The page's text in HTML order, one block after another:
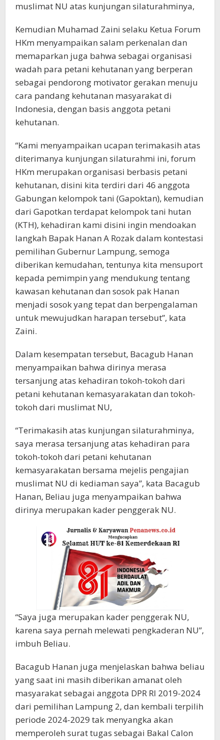
muslimat NU atas kunjungan silaturahminya,
Kemudian Muhamad Zaini selaku Ketua Forum
HKm menyampaikan salam perkenalan dan
memaparkan juga bahwa sebagai organisasi
wadah para petani kehutanan yang berperan
sebagai pendorong motivator gerakan menuju
cara pandang kehutanan masyarakat di
Indonesia, dengan basis anggota petani
kehutanan.
“Kami menyampaikan ucapan terimakasih atas
diterimanya kunjungan silaturahmi ini, forum
HKm merupakan organisasi berbasis petani
kehutanan, disini kita terdiri dari 46 anggota
Gabungan kelompok tani (Gapoktan), kemudian
dari Gapotkan terdapat kelompok tani hutan
(KTH), kehadiran kami disini ingin mendoakan
langkah Bapak Hanan A Rozak dalam kontestasi
pemilihan Gubernur Lampung, semoga
diberikan kemudahan, tentunya kita mensuport
kepada pemimpin yang mendukung tentang
kawasan kehutanan dan sosok pak Hanan
menjadi sosok yang tepat dan berpengalaman
untuk mewujudkan harapan tersebut”, kata
Zaini.
Dalam kesempatan tersebut, Bacagub Hanan
menyampaikan bahwa dirinya merasa
tersanjung atas kehadiran tokoh-tokoh dari
petani kehutanan kemasyarakatan dan tokoh-
tokoh dari muslimat NU,
“Terimakasih atas kunjungan silaturahminya,
saya merasa tersanjung atas kehadiran para
tokoh-tokoh dari petani kehutanan
kemasyarakatan bersama mejelis pengajian
muslimat NU di kediaman saya”, kata Bacagub
Hanan, Beliau juga menyampaikan bahwa
dirinya merupakan kader penggerak NU.
“Saya juga merupakan kader penggerak NU,
karena saya pernah melewati pengkaderan NU”,
imbuh Beliau.
Bacagub Hanan juga menjelaskan bahwa beliau
yang saat ini masih diberikan amanat oleh
masyarakat sebagai anggota DPR RI 2019-2024
dari pemilihan Lampung 2, dan kembali terpilih
periode 2024-2029 tak menyangka akan
memperoleh surat tugas sebagai Bakal Calon